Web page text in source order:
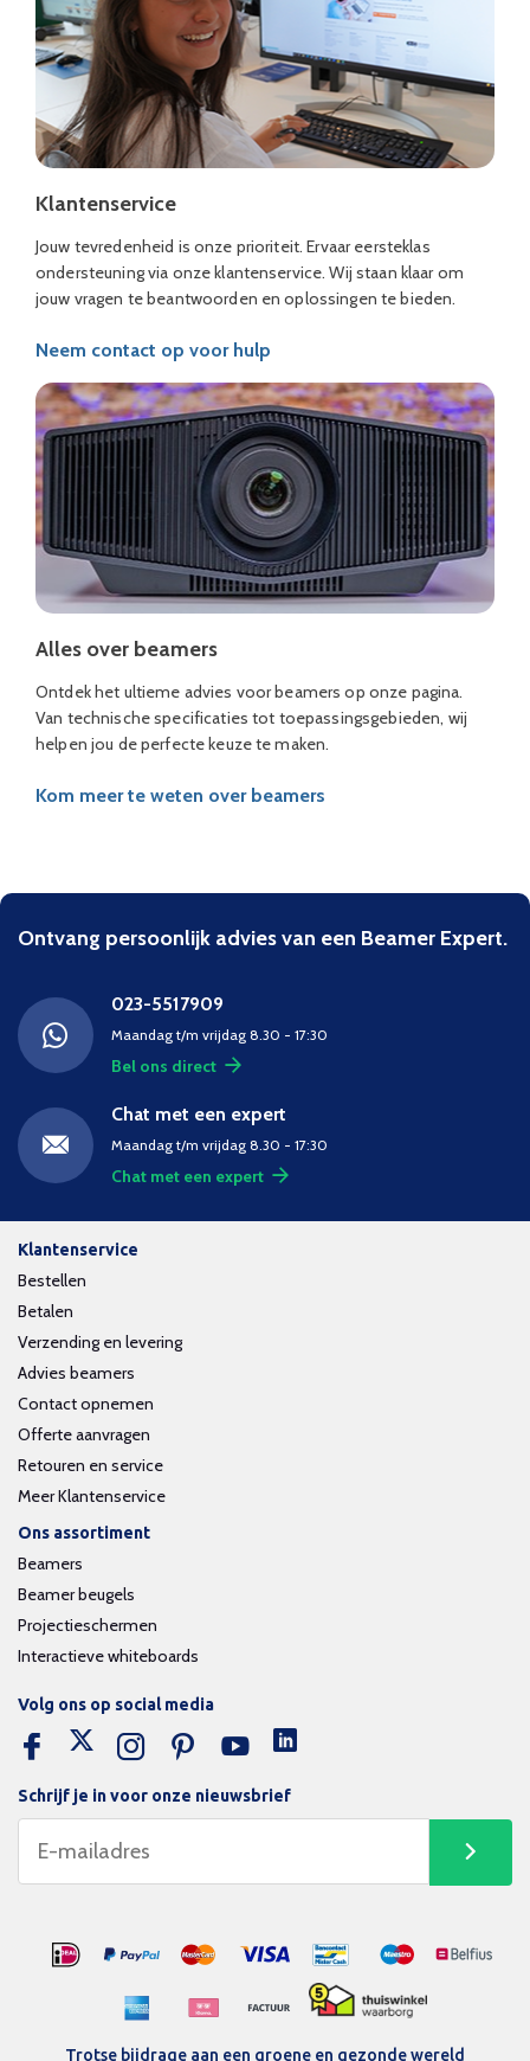
Klantenservice
Jouw tevredenheid is onze prioriteit. Ervaar eersteklas
ondersteuning via onze klantenservice. Wij staan klaar om
jouw vragen te beantwoorden en oplossingen te bieden.
Neem contact op voor hulp
Alles over beamers
Ontdek het ultieme advies voor beamers op onze pagina.
Van technische specificaties tot toepassingsgebieden, wij
helpen jou de perfecte keuze te maken.
Kom meer te weten over beamers
Ontvang persoonlijk advies van een Beamer Expert.
023-5517909
Maandag t/m vrijdag 8.30 - 17:30
Bel ons direct
Chat met een expert
Maandag t/m vrijdag 8.30 - 17:30
Chat met een expert
Klantenservice
Bestellen
Betalen
Verzending en levering
Advies beamers
Contact opnemen
Offerte aanvragen
Retouren en service
Meer Klantenservice
Ons assortiment
Beamers
Beamer beugels
Projectieschermen
Interactieve whiteboards
Schrijf je in voor onze nieuwsbrief
Volg ons op social media
Trotse bijdrage aan een groene en gezonde wereld